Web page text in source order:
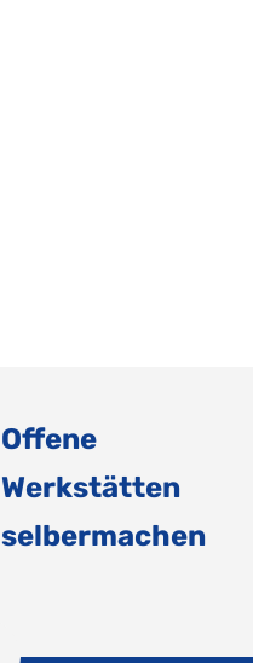
Offene
Werkstätten
selbermachen